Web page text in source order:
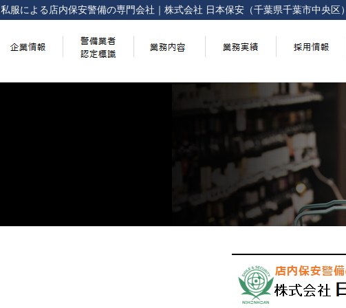
私服による店内保安警備の専門会社 株式会社 日本保安（千葉県千葉市中央区）